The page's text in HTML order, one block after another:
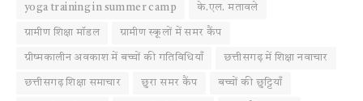
yoga training in summer camp के.एल. मतावले
ग्रामीण शिक्षा मॉडल ग्रामीण स्कूलों में समर कैंप
ग्रीष्मकालीन अवकाश में बच्चों की गतिविधियाँ छत्तीसगढ़ में शिक्षा नवाचार
छत्तीसगढ़ शिक्षा समाचार छुरा समर कैंप बच्चों की छुट्टियाँ